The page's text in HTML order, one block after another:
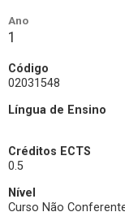
Ano
1
Código
02031548
Língua de Ensino
Créditos ECTS
0.5
Nível
Curso Não